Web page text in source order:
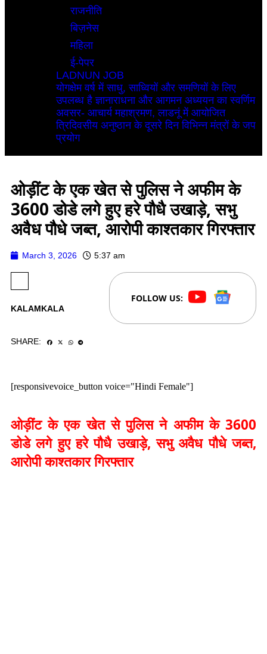
राजनीति
बिज़नेस
महिला
ई-पेपर
LADNUN JOB
योगक्षेम वर्ष में साधु, साध्वियों और समणियों के लिए
उपलब्ध है ज्ञानाराधना और आगमन अध्ययन का स्वर्णिम
अवसर- आचार्य महाश्रमण, लाडनूं में आयोजित
त्रिदिवसीय अनुष्ठान के दूसरे दिन विभिन्न मंत्रों के जप
प्रयोग
ओड़ींट के एक खेत से पुलिस ने अफीम के
3600 डोडे लगे हुए हरे पौधै उखाड़े, सभु
अवैध पौधे जब्त, आरोपी काश्तकार गिरफ्तार
March 3, 2026 5:37 am
KALAMKALA
FOLLOW US:
SHARE:
[responsivevoice_button voice="Hindi Female"]
ओड़ींट के एक खेत से पुलिस ने अफीम के 3600
डोडे लगे हुए हरे पौधै उखाड़े, सभु अवैध पौधे जब्त,
आरोपी काश्तकार गिरफ्तार